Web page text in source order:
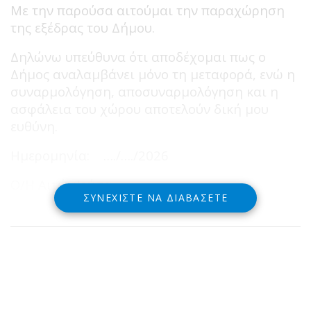
Με την παρούσα αιτούμαι την παραχώρηση
της εξέδρας του Δήμου.
Δηλώνω υπεύθυνα ότι αποδέχομαι πως ο
Δήμος αναλαμβάνει μόνο τη μεταφορά, ενώ η
Ο/Η Αιτών/ούσα
ΣΥΝΕΧΊΣΤΕ ΝΑ ΔΙΑΒΆΣΕΤΕ